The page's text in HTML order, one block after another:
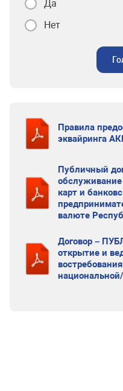
Да
Нет
Правила
эквайринга
Публичный
обслуживание
карт и
валюте
Договор –
открытие и